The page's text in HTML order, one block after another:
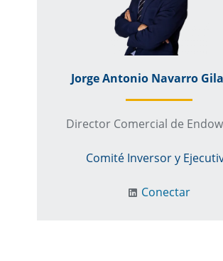
Jorge Antonio Navarro
Director Comercial de
Comité Inversor y
Conectar